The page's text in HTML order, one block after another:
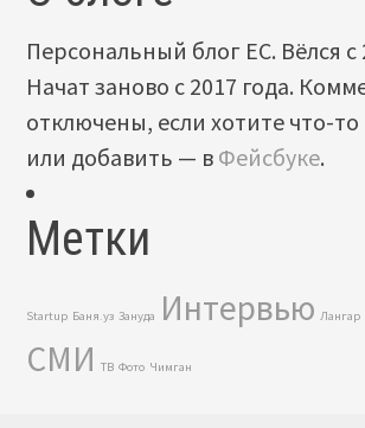
Персональный блог ЕС. Вёлся с
Начат заново с 2017 года.
отключены, если хотите что-
или добавить — в Фейсбуке.
Метки
Startup Баня.уз Зануда Интервью Лангар
СМИ ТВ Фото Чимган